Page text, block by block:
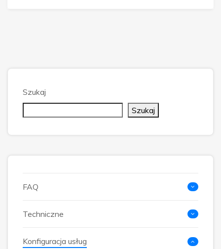
Szukaj
Szukaj
FAQ
Techniczne
Konfiguracja usług